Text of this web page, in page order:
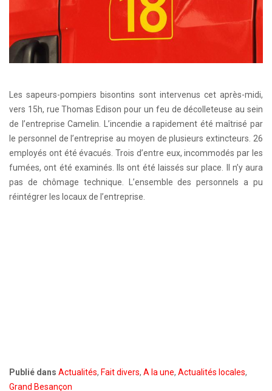
Les sapeurs-pompiers bisontins sont intervenus cet après-midi,
vers 15h, rue Thomas Edison pour un feu de décolleteuse au sein
de l’entreprise Camelin. L’incendie a rapidement été maîtrisé par
le personnel de l’entreprise au moyen de plusieurs extincteurs. 26
employés ont été évacués. Trois d’entre eux, incommodés par les
fumées, ont été examinés. Ils ont été laissés sur place. Il n’y aura
pas de chômage technique. L’ensemble des personnels a pu
réintégrer les locaux de l’entreprise.
Publié dans Actualités, Fait divers, A la une, Actualités locales,
Grand Besançon